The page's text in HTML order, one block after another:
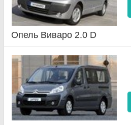
Опель Виваро 2.0 D